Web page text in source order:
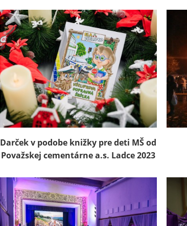
Darček v podobe knižky pre deti MŠ od
Považskej cementárne a.s. Ladce 2023